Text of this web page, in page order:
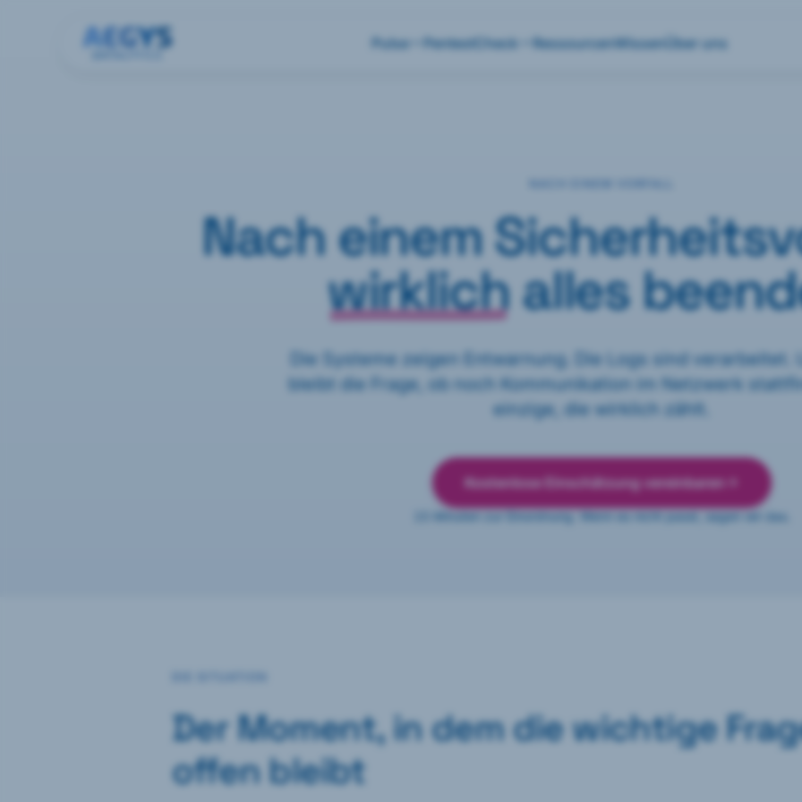
Pulse PentestCheck RessourcenWissen Über uns
Nach einem
wirklichalles
Die Systeme zeigen Entwarnung. Die Logs sind verarbeitet.
bleibt die Frage, ob noch Kommunikation im Netzwerk
einzige, die wirklich zählt.
Kostenlose Einschätzung vereinbaren
15 Minuten zur Einordnung. Wenn es nicht passt, sagen wir das.
Der Moment, in dem die wichtige
offen bleibt